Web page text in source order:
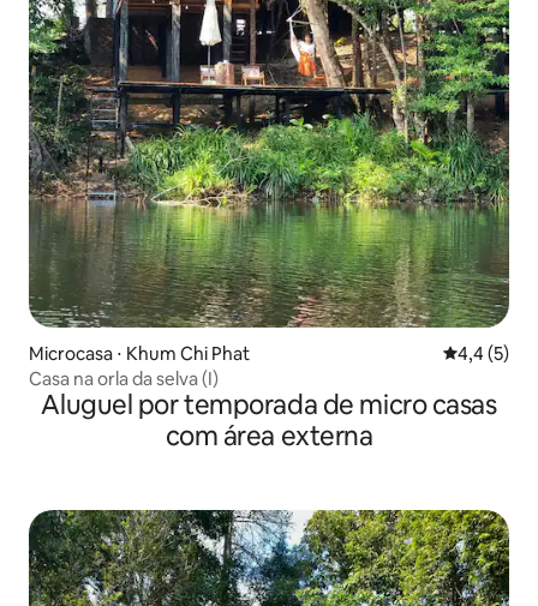
Microcasa ⋅ Khum Chi Phat 4,4 de
4,4 (5)
Casa na orla da selva (I)
Aluguel por temporada de micro casas
com área externa